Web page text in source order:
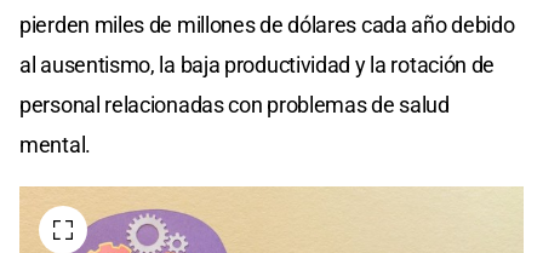
pierden miles de millones de dólares cada año debido
al ausentismo, la baja productividad y la rotación de
personal relacionadas con problemas de salud
mental.